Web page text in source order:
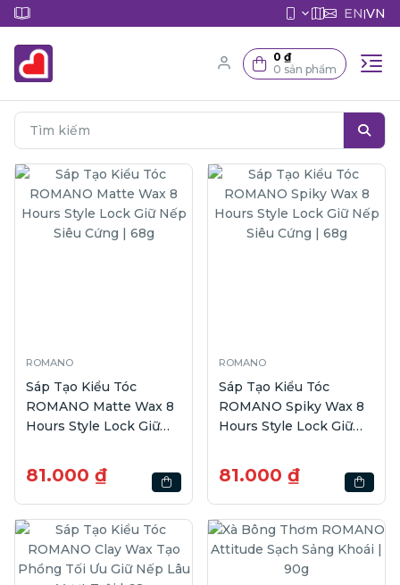
EN|VN
0 ₫
0 sản phẩm
ROMANO
Sáp Tạo Kiểu Tóc
ROMANO Matte Wax 8
Hours Style Lock Giữ
81.000 ₫
ROMANO
Sáp Tạo Kiểu Tóc
ROMANO Spiky Wax 8
Hours Style Lock Giữ
81.000 ₫